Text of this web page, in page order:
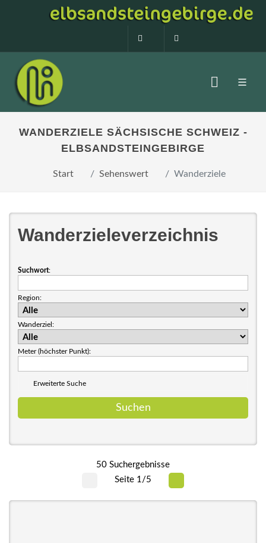
0160 99873408
WANDERZIELE SÄCHSISCHE SCHWEIZ -
ELBSANDSTEINGEBIRGE
Start Sehenswert Wanderziele
Wanderzieleverzeichnis
Suchwort:
Region:
Wanderziel:
Meter (höchster Punkt):
Erweiterte Suche
50 Suchergebnisse
Seite 1/5